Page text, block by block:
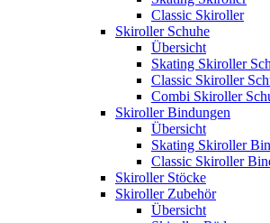
Classic Skiroller
Skiroller Schuhe
Übersicht
Skating Skiroller
Classic Skiroller
Combi Skiroller
Skiroller Bindungen
Übersicht
Skating Skiroller
Classic Skiroller
Skiroller Stöcke
Skiroller Zubehör
Übersicht